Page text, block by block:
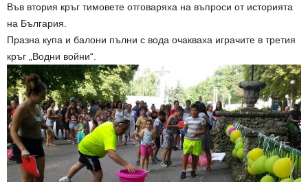
Във втория кръг тимовете отговаряха на въпроси от историята
на България.
Празна купа и балони пълни с вода очакваха играчите в третия
кръг „Водни войни“.